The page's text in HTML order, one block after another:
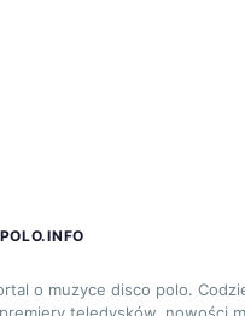
o muzyce disco polo.
teledysków, nowości